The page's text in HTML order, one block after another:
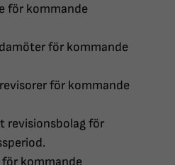
för kommande
för kommande
för kommande
revisionsbolag för